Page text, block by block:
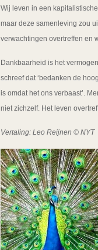
Wij leven in een
maar deze samenleving zou
verwachtingen overtreffen en
Dankbaarheid is het
schreef dat ‘bedanken de
is omdat het ons verbaast’.
niet zichzelf. Het leven
Vertaling: Leo Reijnen © NYT